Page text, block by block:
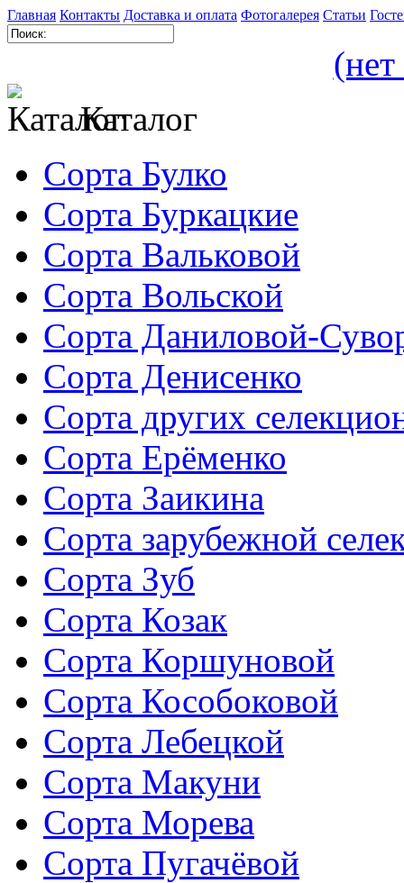
Главная Контакты Доставка и оплата Фотогалерея Статьи
(нет
Каталог
Сорта Булко
Сорта Буркацкие
Сорта Вальковой
Сорта Вольской
Сорта Даниловой-
Сорта Денисенко
Сорта других
Сорта Ерёменко
Сорта Заикина
Сорта зарубежной
Сорта Зуб
Сорта Козак
Сорта Коршуновой
Сорта Кособоковой
Сорта Лебецкой
Сорта Макуни
Сорта Морева
Сорта Пугачёвой